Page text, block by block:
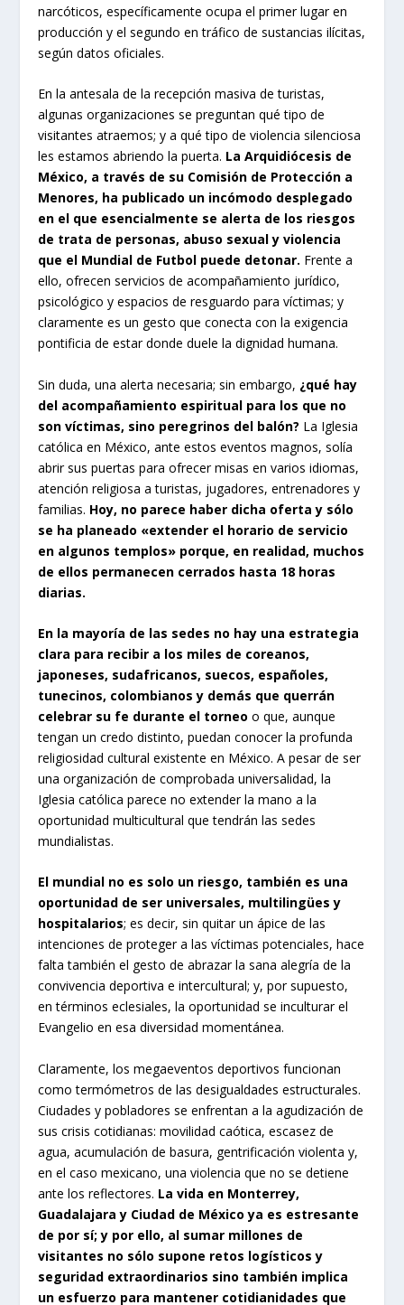
narcóticos, específicamente ocupa el primer lugar en
producción y el segundo en tráfico de sustancias ilícitas,
según datos oficiales.
En la antesala de la recepción masiva de turistas,
algunas organizaciones se preguntan qué tipo de
visitantes atraemos; y a qué tipo de violencia silenciosa
les estamos abriendo la puerta. La Arquidiócesis de
México, a través de su Comisión de Protección a
Menores, ha publicado un incómodo desplegado
en el que esencialmente se alerta de los riesgos
de trata de personas, abuso sexual y violencia
que el Mundial de Futbol puede detonar. Frente a
ello, ofrecen servicios de acompañamiento jurídico,
psicológico y espacios de resguardo para víctimas; y
claramente es un gesto que conecta con la exigencia
pontificia de estar donde duele la dignidad humana.
Sin duda, una alerta necesaria; sin embargo, ¿qué hay
del acompañamiento espiritual para los que no
son víctimas, sino peregrinos del balón? La Iglesia
católica en México, ante estos eventos magnos, solía
abrir sus puertas para ofrecer misas en varios idiomas,
atención religiosa a turistas, jugadores, entrenadores y
familias. Hoy, no parece haber dicha oferta y sólo
se ha planeado «extender el horario de servicio
en algunos templos» porque, en realidad, muchos
de ellos permanecen cerrados hasta 18 horas
diarias.
En la mayoría de las sedes no hay una estrategia
clara para recibir a los miles de coreanos,
japoneses, sudafricanos, suecos, españoles,
tunecinos, colombianos y demás que querrán
celebrar su fe durante el torneo o que, aunque
tengan un credo distinto, puedan conocer la profunda
religiosidad cultural existente en México. A pesar de ser
una organización de comprobada universalidad, la
Iglesia católica parece no extender la mano a la
oportunidad multicultural que tendrán las sedes
mundialistas.
El mundial no es solo un riesgo, también es una
oportunidad de ser universales, multilingües y
hospitalarios; es decir, sin quitar un ápice de las
intenciones de proteger a las víctimas potenciales, hace
falta también el gesto de abrazar la sana alegría de la
convivencia deportiva e intercultural; y, por supuesto,
en términos eclesiales, la oportunidad se inculturar el
Evangelio en esa diversidad momentánea.
Claramente, los megaeventos deportivos funcionan
como termómetros de las desigualdades estructurales.
Ciudades y pobladores se enfrentan a la agudización de
sus crisis cotidianas: movilidad caótica, escasez de
agua, acumulación de basura, gentrificación violenta y,
en el caso mexicano, una violencia que no se detiene
ante los reflectores. La vida en Monterrey,
Guadalajara y Ciudad de México ya es estresante
de por sí; y por ello, al sumar millones de
visitantes no sólo supone retos logísticos y
seguridad extraordinarios sino también implica
un esfuerzo para mantener cotidianidades que